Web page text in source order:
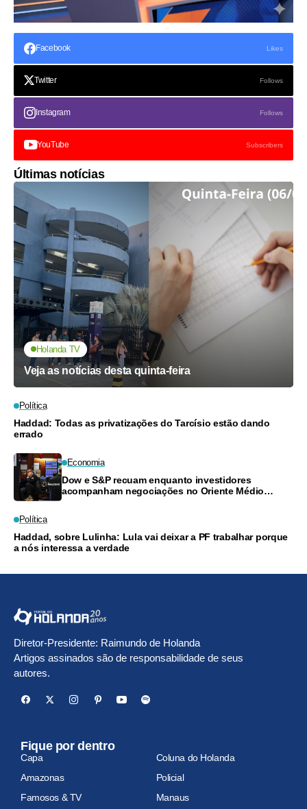
Facebook Likes
Twitter Follows
Instagram Follows
YouTube Subscribers
Últimas notícias
Holanda TV
Veja as notícias desta quinta-feira
Política
Haddad: Todas as privatizações do Tarcísio estão dando
errado
Economia
Dow e S&P recuam enquanto investidores
acompanham negociações no Oriente Médio
Política
Haddad, sobre Lulinha: Lula vai deixar a PF trabalhar porque
a nós interessa a verdade
Diretor-Presidente: Raimundo de Holanda
Artigos assinados são de responsabilidade de seus
autores.
Fique por dentro
Capa
Coluna do Holanda
Amazonas
Policial
Famosos & TV
Manaus